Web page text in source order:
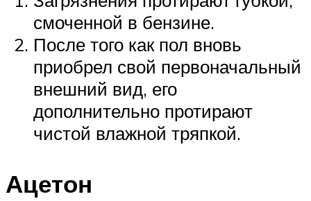
смоченной в бензине.
После того как пол вновь
приобрел свой первоначальный
внешний вид, его
дополнительно протирают
чистой влажной тряпкой.
Ацетон